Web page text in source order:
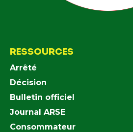
RESSOURCES
Arrêté
Décision
Bulletin officiel
Journal ARSE
Consommateur